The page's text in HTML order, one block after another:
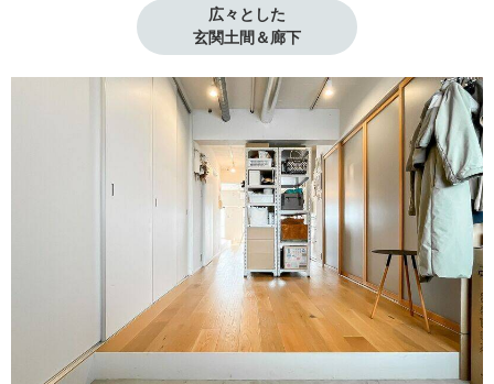
広々とした
玄関土間＆廊下